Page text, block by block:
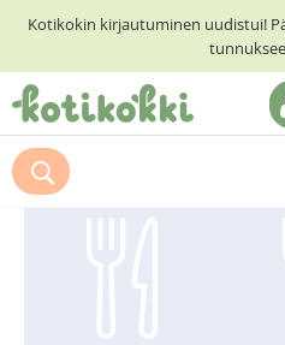
Kotikokin kirjautuminen uudistui!
ETUSIVU
RESEPTIHAKU
Suosittelemme myös